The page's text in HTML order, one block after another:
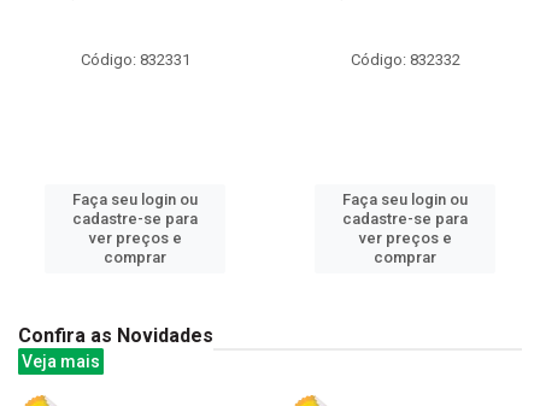
Código: 832331
Faça seu login ou
cadastre-se para
ver preços e
comprar
Código: 832332
Faça seu login ou
cadastre-se para
ver preços e
comprar
Confira as Novidades
Veja mais